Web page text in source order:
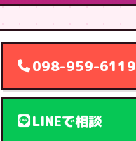
098-959-6119
LINEで相談